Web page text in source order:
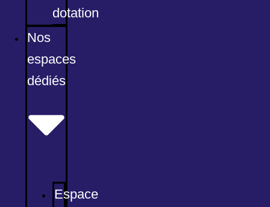
dotation
Nos
espaces
dédiés
Espace